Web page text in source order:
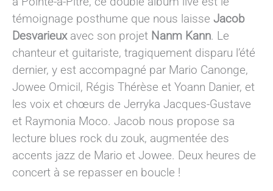
témoignage posthume que nous laisse Jacob
Desvarieuxavec son projet Nanm Kann. Le
chanteur et guitariste, tragiquement disparu l’été
dernier, y est accompagné par Mario Canonge,
Jowee Omicil, Régis Thérèse et Yoann Danier, et
les voix et chœurs de Jerryka Jacques-Gustave
et Raymonia Moco. Jacob nous propose sa
lecture blues rock du zouk, augmentée des
accents jazz de Mario et Jowee. Deux heures de
concert à se repasser en boucle !